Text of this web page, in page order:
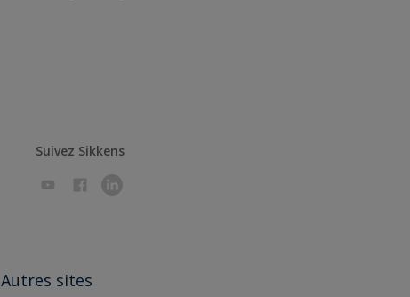
Suivez Sikkens
Autres sites